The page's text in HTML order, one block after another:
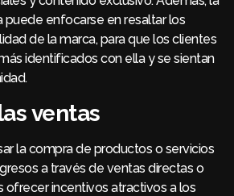
puede enfocarse en resaltar los
de la marca, para que los clientes
identificados con ella y se sientan
ventas
la compra de productos o servicios
a través de ventas directas o
ofrecer incentivos atractivos a los